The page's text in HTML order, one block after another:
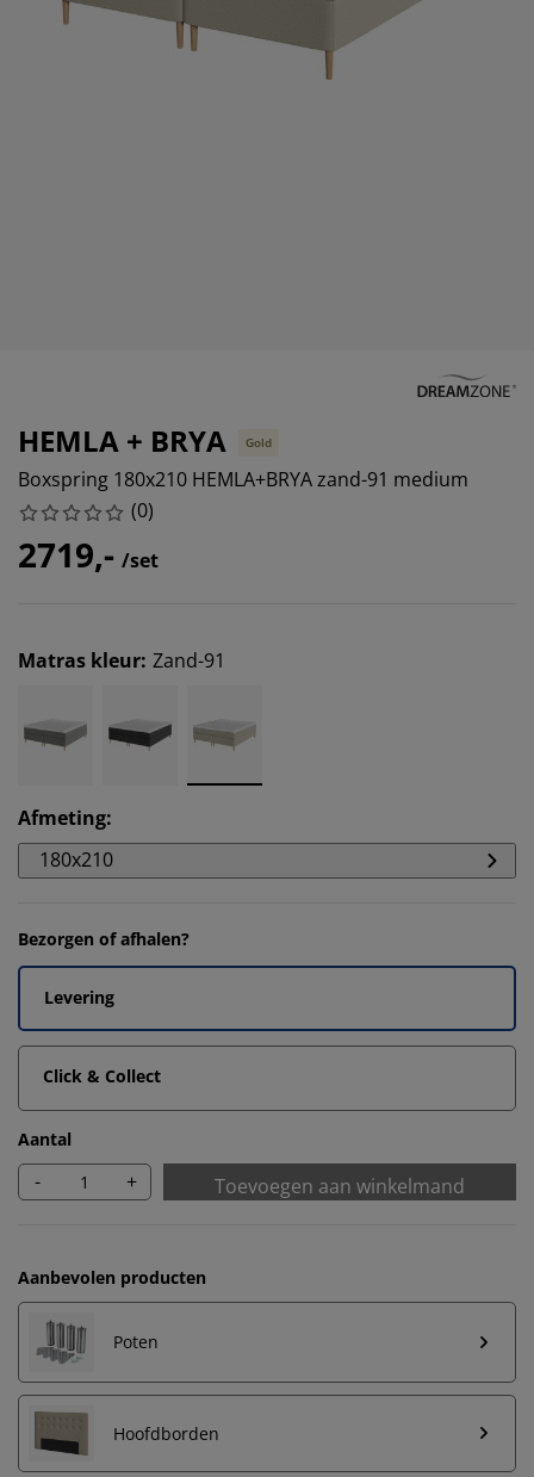
en accessoires
HEMLA + BRYA Gold
Boxspring 180x210 HEMLA+BRYA zand-91 medium
(0)
2719,- /set
Matras kleur: Zand-91
Afmeting:
180x210
Bezorgen of afhalen?
Levering
Click & Collect
Aantal
- + Toevoegen aan winkelmand
Aanbevolen producten
Poten
Hoofdborden